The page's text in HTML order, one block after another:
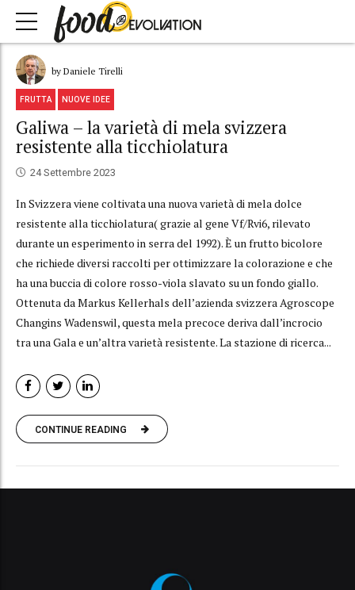
by Daniele Tirelli
FRUTTA NUOVE IDEE
Galiwa – la varietà di mela svizzera
resistente alla ticchiolatura
24 Settembre 2023
In Svizzera viene coltivata una nuova varietà di mela dolce
resistente alla ticchiolatura( grazie al gene Vf/Rvi6, rilevato
durante un esperimento in serra del 1992). È un frutto bicolore
che richiede diversi raccolti per ottimizzare la colorazione e che
ha una buccia di colore rosso-viola slavato su un fondo giallo.
Ottenuta da Markus Kellerhals dell’azienda svizzera Agroscope
Changins Wadenswil, questa mela precoce deriva dall’incrocio
tra una Gala e un’altra varietà resistente. La stazione di ricerca...
CONTINUE READING